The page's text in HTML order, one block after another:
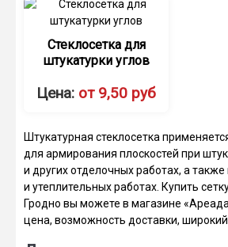
Стеклосетка для
штукатурки углов
Цена: от 9,50 руб
Штукатурная стеклосетка
для армирования плоскостей при
и других отделочных работах, а
и утеплительных работах. Купить
Гродно вы можете в магазине
цена, возможность доставки,